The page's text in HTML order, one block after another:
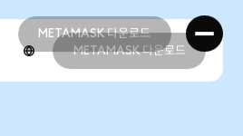
METAMASK 다운로드
METAMASK 다운로드
METAMASK 다운로드